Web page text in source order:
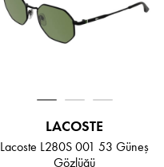
LACOSTE
Lacoste L280S 001 53 Güneş
Gözlüğü